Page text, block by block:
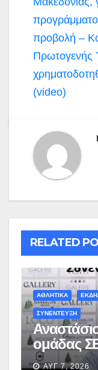
προβολή –
Πρωτογενής
(video)
RELATED
ΑΘΛΗΤΙΚΑ
ΣΥΝΕΝΤΕΥΞΗ
ομάδας
fm 93.3:
ΑΥΓ 7, 2026